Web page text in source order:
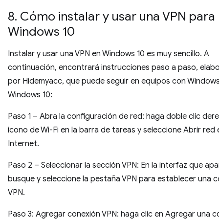
8. Cómo instalar y usar una VPN para
Windows 10
Instalar y usar una VPN en Windows 10 es muy sencillo. A
continuación, encontrará instrucciones paso a paso,
por Hidemyacc, que puede seguir en equipos con
Windows 10:
Paso 1 – Abra la configuración de red: haga doble clic
ícono de Wi-Fi en la barra de tareas y seleccione Abrir red
Internet.
Paso 2 – Seleccionar la sección VPN: En la interfaz que
busque y seleccione la pestaña VPN para establecer una
VPN.
Paso 3: Agregar conexión VPN: haga clic en Agregar una